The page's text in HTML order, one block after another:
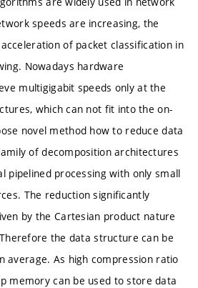
speeds are increasing, the
of packet classification in
Nowadays hardware
multigigabit speeds only at the
which can not fit into the on-
novel method how to reduce data
of decomposition architectures
pipelined processing with only small
The reduction significantly
by the Cartesian product nature
the data structure can be
average. As high compression ratio
memory can be used to store data